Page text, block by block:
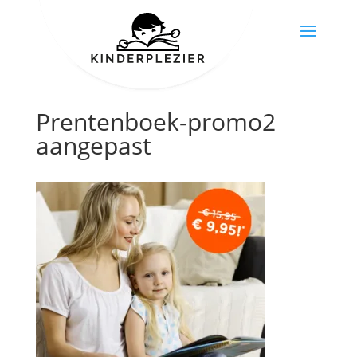
Prentenboek-promo2
aangepast